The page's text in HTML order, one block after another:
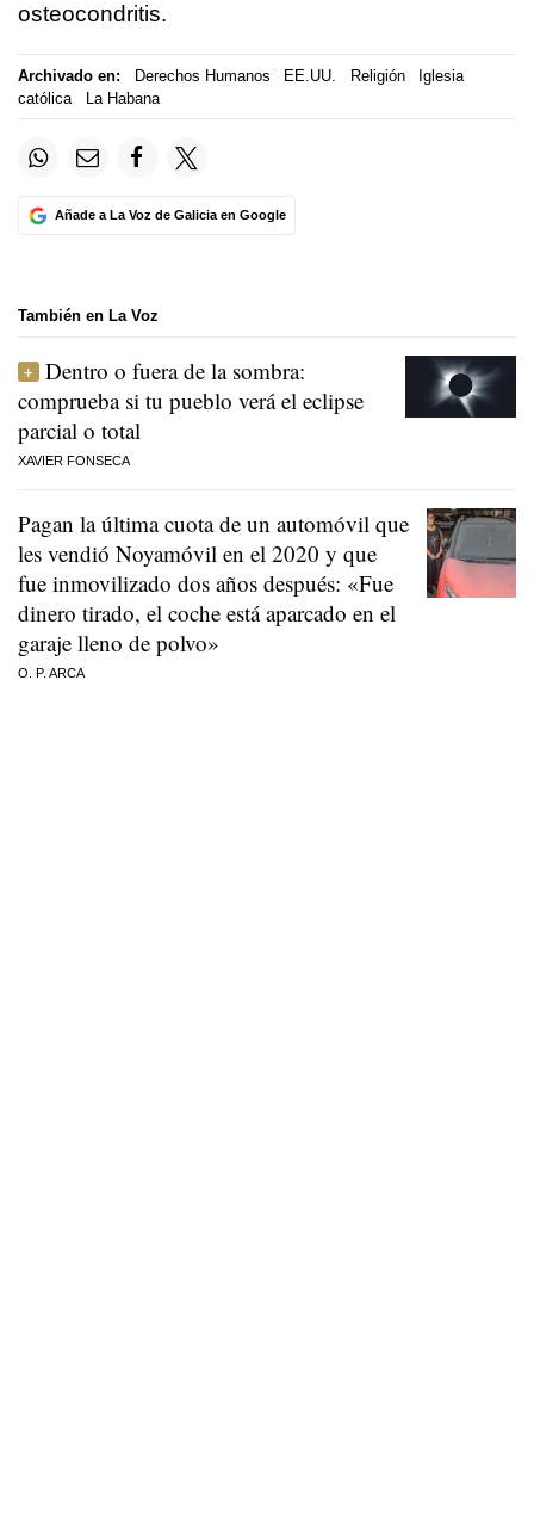
osteocondritis.
Archivado en: Derechos Humanos EE.UU. Religión
Iglesia
católica
La Habana
Añade a La Voz de Galicia en Google
También en La Voz
Dentro o fuera de la sombra:
comprueba si tu pueblo verá el eclipse
parcial o total
XAVIER FONSECA
Pagan la última cuota de un automóvil que
les vendió Noyamóvil en el 2020 y que
fue inmovilizado dos años después: «Fue
dinero tirado, el coche está aparcado en el
garaje lleno de polvo»
O. P. ARCA